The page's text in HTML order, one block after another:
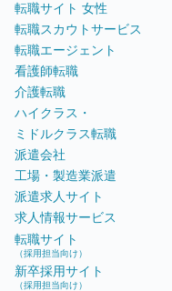
転職サイト 女性
転職スカウトサービス
転職エージェント
看護師転職
介護転職
ハイクラス・
ミドルクラス転職
派遣会社
工場・製造業派遣
派遣求人サイト
求人情報サービス
転職サイト
（採用担当向け）
新卒採用サイト
（採用担当向け）